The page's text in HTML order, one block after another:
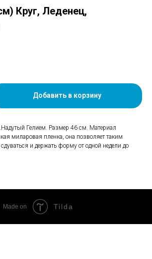
Круг, Леденец,
Добавить в корзину
Гелием. Размер 46 см. Материал
миларовая пленка, она позволяет таким
и держать форму от одной недели до
Made on Tilda